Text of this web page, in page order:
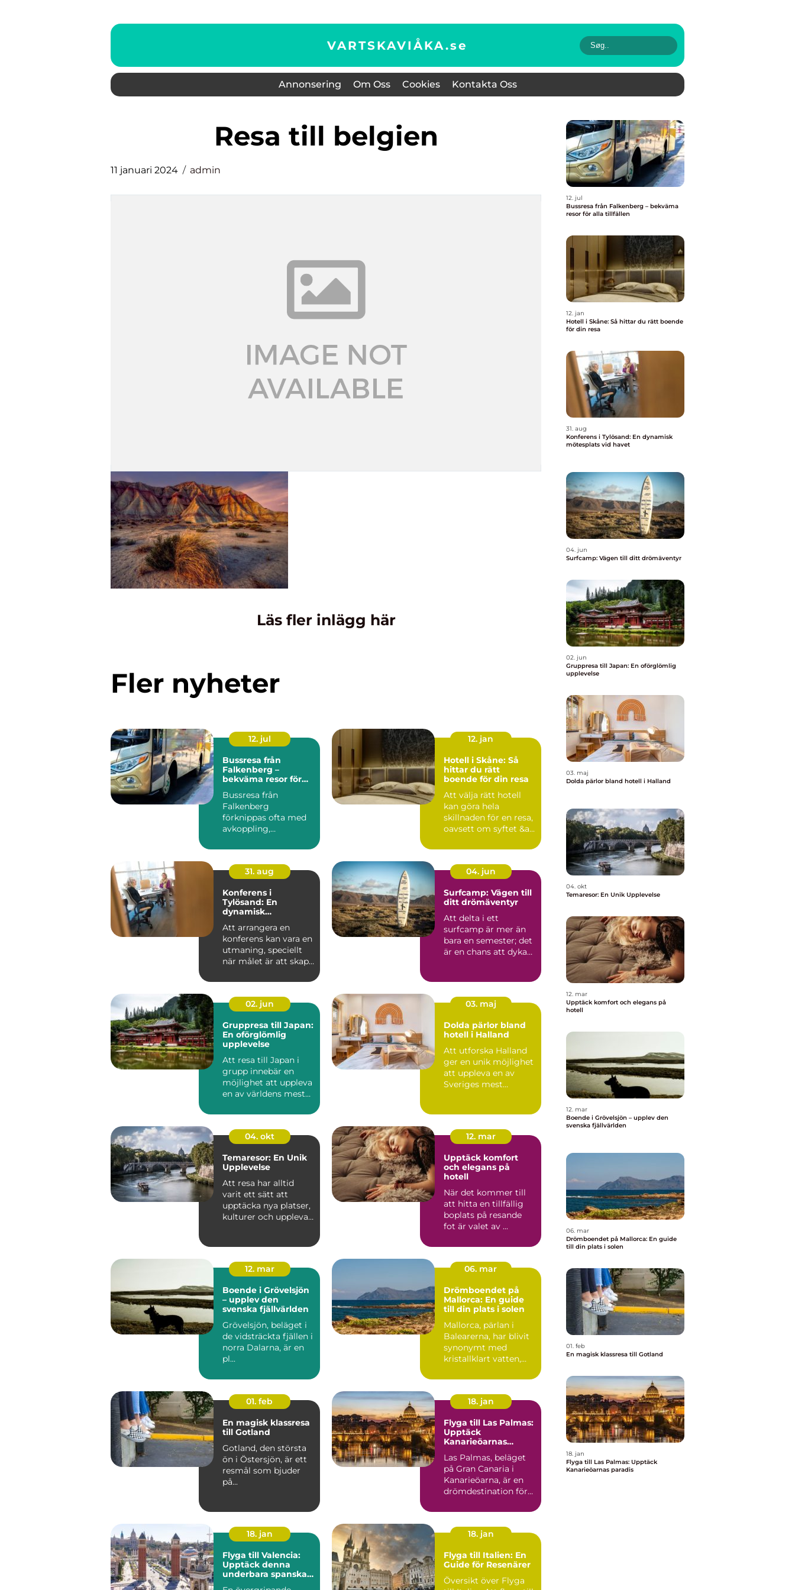
VARTSKAVIÅKA.se
Annonsering Om Oss Cookies Kontakta Oss
resa till belgien
11 januari 2024 admin
Läs fler inlägg här
Fler nyheter
12. jul
Bussresa från
Falkenberg –
bekväma resor för
Bussresa från
Falkenberg
förknippas ofta med
avkoppling,
planering d&...
12. jan
Hotell i Skåne: Så
hittar du rätt
boende för din resa
Att välja rätt hotell
kan göra hela
skillnaden för en resa,
oavsett om syftet &a...
31. aug
Konferens i
Tylösand: En
dynamisk
Att arrangera en
konferens kan vara en
utmaning, speciellt
när målet är att skapa
04. jun
Surfcamp: Vägen till
ditt drömäventyr
Att delta i ett
surfcamp är mer än
bara en semester; det
är en chans att dyka
02. jun
Gruppresa till Japan:
En oförglömlig
upplevelse
Att resa till Japan i
grupp innebär en
möjlighet att uppleva
en av världens mest
03. maj
Dolda pärlor bland
hotell i Halland
Att utforska Halland
ger en unik möjlighet
att uppleva en av
Sveriges mest
04. okt
Temaresor: En Unik
Upplevelse
Att resa har alltid
varit ett sätt att
upptäcka nya platser,
kulturer och uppleva
12. mar
Upptäck komfort
och elegans på
hotell
När det kommer till
att hitta en tillfällig
boplats på resande
fot är valet av ...
12. mar
Boende i Grövelsjön
– upplev den
svenska fjällvärlden
Grövelsjön, beläget i
de vidsträckta fjällen i
norra Dalarna, är en
pl...
06. mar
Drömboendet på
Mallorca: En guide
till din plats i solen
Mallorca, pärlan i
Balearerna, har blivit
synonymt med
kristallklart vatten,
en...
01. feb
En magisk klassresa
till Gotland
Gotland, den största
ön i Östersjön, är ett
resmål som bjuder
på...
18. jan
Flyga till Las Palmas:
Upptäck
Kanarieöarnas
Las Palmas, beläget
på Gran Canaria i
Kanarieöarna, är en
drömdestination för
Med s...
18. jan
Flyga till Valencia:
Upptäck denna
underbara spanska
18. jan
Flyga till Italien: En
Guide för Resenärer
Översikt över Flyga
12. jul
Bussresa från Falkenberg – bekväma
resor för alla tillfällen
12. jan
Hotell i Skåne: Så hittar du rätt boende
för din resa
31. aug
Konferens i Tylösand: En dynamisk
mötesplats vid havet
04. jun
Surfcamp: Vägen till ditt drömäventyr
02. jun
Gruppresa till Japan: En oförglömlig
upplevelse
03. maj
Dolda pärlor bland hotell i Halland
04. okt
Temaresor: En Unik Upplevelse
12. mar
Upptäck komfort och elegans på
hotell
12. mar
Boende i Grövelsjön – upplev den
svenska fjällvärlden
06. mar
Drömboendet på Mallorca: En guide
till din plats i solen
01. feb
En magisk klassresa till Gotland
18. jan
Flyga till Las Palmas: Upptäck
Kanarieöarnas paradis